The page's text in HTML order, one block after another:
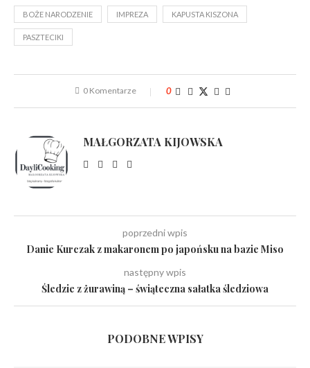
BOŻE NARODZENIE IMPREZA KAPUSTA KISZONA
PASZTECIKI
0 Komentarze 0
MAŁGORZATA KIJOWSKA
poprzedni wpis
Danie Kurczak z makaronem po japońsku na bazie Miso
następny wpis
Śledzie z żurawiną – świąteczna sałatka śledziowa
PODOBNE WPISY